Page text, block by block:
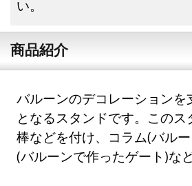
い。
商品紹介
バルーンのデコレーションを
となるスタンドです。このス
棒などを付け、コラム(バル
(バルーンで作ったゲート)な